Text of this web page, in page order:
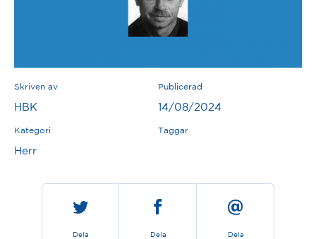
Skriven av
HBK
Publicerad
14/08/2024
Kategori
Herr
Taggar
Dela Dela Dela